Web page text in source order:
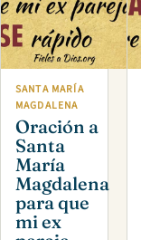
SANTA MARÍA
MAGDALENA
Oración a
Santa
María
Magdalena
para que
mi ex